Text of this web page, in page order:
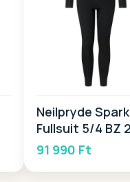
Neilpryde Spark
Fullsuit 5/4 BZ
91 990 Ft